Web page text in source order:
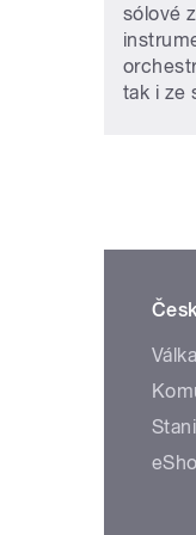
sólové
tak i ze